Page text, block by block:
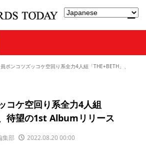
ポンコツズッコケ空回り系全力4人組「THE+BETH」、
コケ空回り系全力4人組
、待望の1st Albumリリース
集部 2022.08.20 00:00